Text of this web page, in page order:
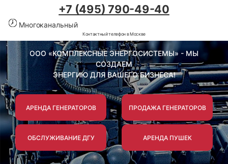
+7 (495) 790-49-40
Многоканальный
Контактный телефон в Москве
ООО «КОМПЛЕКСНЫЕ ЭНЕРГОСИСТЕМЫ» - МЫ
СОЗДАЕМ
ЭНЕРГИЮ ДЛЯ ВАШЕГО БИЗНЕСА!
АРЕНДА ГЕНЕРАТОРОВ ПРОДАЖА ГЕНЕРАТОРОВ
ОБСЛУЖИВАНИЕ ДГУ АРЕНДА ПУШЕК